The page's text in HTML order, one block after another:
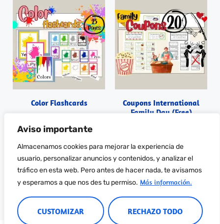
Aviso importante
Almacenamos cookies para mejorar la experiencia de
usuario, personalizar anuncios y contenidos, y analizar el
tráfico en esta web. Pero antes de hacer nada, te avisamos
y esperamos a que nos des tu permiso. Más información.
CUSTOMIZAR RECHAZO TODO
Color Flashcards
Coupons International
Family Day (Free)
Descargar PDF